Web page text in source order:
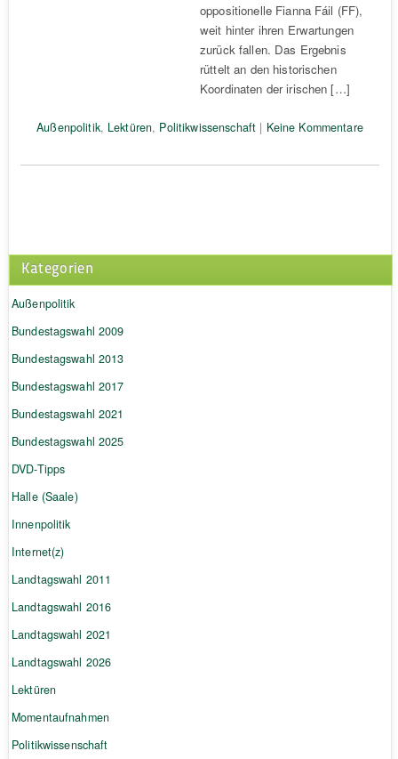
oppositionelle Fianna Fáil (FF),
weit hinter ihren Erwartungen
zurück fallen. Das Ergebnis
rüttelt an den historischen
Koordinaten der irischen […]
Außenpolitik, Lektüren, Politikwissenschaft | Keine Kommentare
Kategorien
Außenpolitik
Bundestagswahl 2009
Bundestagswahl 2013
Bundestagswahl 2017
Bundestagswahl 2021
Bundestagswahl 2025
DVD-Tipps
Halle (Saale)
Innenpolitik
Internet(z)
Landtagswahl 2011
Landtagswahl 2016
Landtagswahl 2021
Landtagswahl 2026
Lektüren
Momentaufnahmen
Politikwissenschaft